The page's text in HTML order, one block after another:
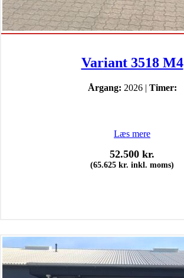
Variant 3518 M4
Årgang: 2026 | Timer:
Læs mere
52.500 kr.
(65.625 kr. inkl. moms)